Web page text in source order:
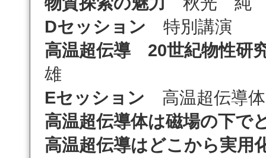
Dセッション 特別講演
高温超伝導 20世紀物性研
雄
Eセッション 高温超伝導
高温超伝導体は磁場の下で
高温超伝導はどこから実用